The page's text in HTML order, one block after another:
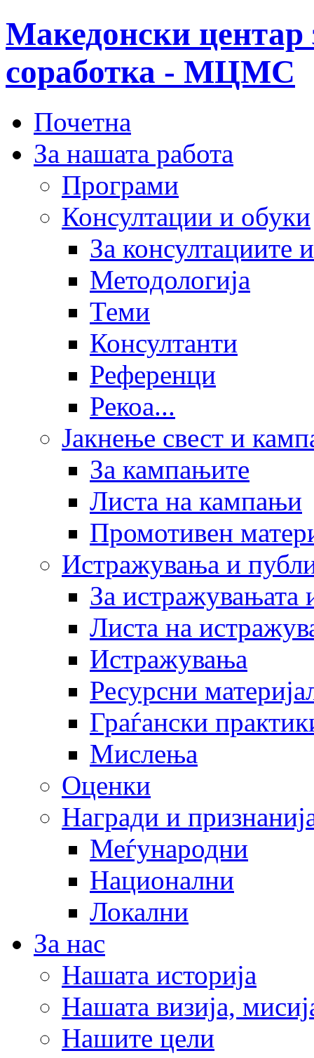
Македонски центар
соработка - МЦМС
Почетна
За нашата работа
Програми
Консултации и обуки
За консултациите
Методологија
Теми
Консултанти
Референци
Рекоа...
Јакнење свест и
За кампањите
Листа на кампањи
Промотивен
Истражувања и
За истражувањата
Листа на
Истражувања
Ресурсни
Граѓански
Мислења
Оценки
Награди и
Меѓународни
Национални
Локални
За нас
Нашата историја
Нашата визија,
Нашите цели